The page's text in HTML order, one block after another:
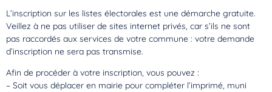
L’inscription sur les listes électorales est une démarche gratuite.
Veillez à ne pas utiliser de sites internet privés, car s’ils ne sont
pas raccordés aux services de votre commune : votre demande
d’inscription ne sera pas transmise.
Afin de procéder à votre inscription, vous pouvez :
– Soit vous déplacer en mairie pour compléter l’imprimé, muni